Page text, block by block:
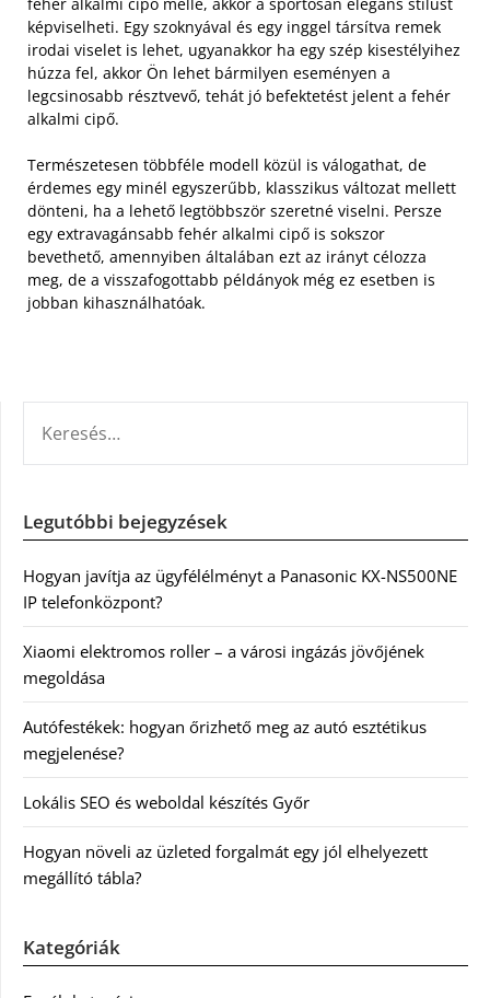
képviselheti. Egy szoknyával és egy inggel társítva remek
irodai viselet is lehet, ugyanakkor ha egy szép kisestélyihez
húzza fel, akkor Ön lehet bármilyen eseményen a
legcsinosabb résztvevő, tehát jó befektetést jelent a fehér
alkalmi cipő.
Természetesen többféle modell közül is válogathat, de
érdemes egy minél egyszerűbb, klasszikus változat mellett
dönteni, ha a lehető legtöbbször szeretné viselni. Persze
egy extravagánsabb fehér alkalmi cipő is sokszor
bevethető, amennyiben általában ezt az irányt célozza
meg, de a visszafogottabb példányok még ez esetben is
jobban kihasználhatóak.
Legutóbbi bejegyzések
Hogyan javítja az ügyfélélményt a Panasonic KX-NS500NE
IP telefonközpont?
Xiaomi elektromos roller – a városi ingázás jövőjének
megoldása
Autófestékek: hogyan őrizhető meg az autó esztétikus
megjelenése?
Lokális SEO és weboldal készítés Győr
Hogyan növeli az üzleted forgalmát egy jól elhelyezett
megállító tábla?
Kategóriák